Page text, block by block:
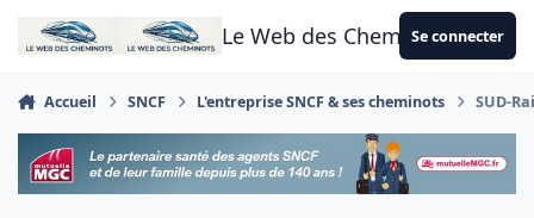
Aller au contenu
Le Web des CheminotsSe connecter
Accueil SNCF L'entreprise SNCF & ses cheminots SUD-